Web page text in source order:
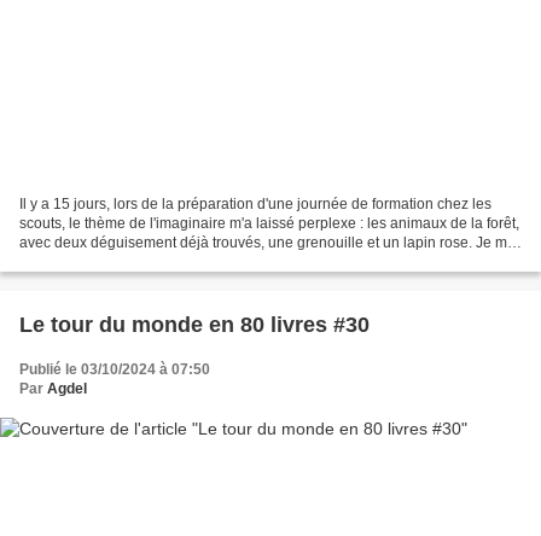
Il y a 15 jours, lors de la préparation d'une journée de formation chez les
scouts, le thème de l'imaginaire m'a laissé perplexe : les animaux de la forêt,
avec deux déguisement déjà trouvés, une grenouille et un lapin rose. Je me
Le tour du monde en 80 livres #30
Publié le 03/10/2024 à 07:50
Par Agdel